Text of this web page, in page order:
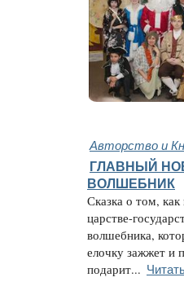
Авторство и
ГЛАВНЫЙ
ВОЛШЕБНИК
Сказка о том, как
царстве-
волшебника,
елочку зажжет и
подарит...